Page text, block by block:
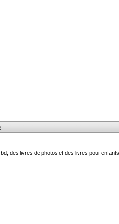
des livres de photos et des livres pour enfants.